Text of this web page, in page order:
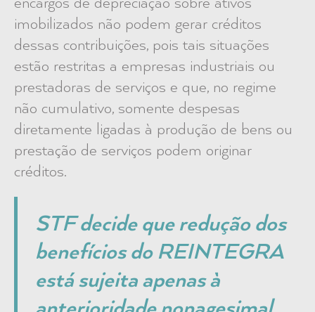
imobilizados não podem gerar créditos
dessas contribuições, pois tais situações
estão restritas a empresas industriais ou
prestadoras de serviços e que, no regime
não cumulativo, somente despesas
diretamente ligadas à produção de bens ou
prestação de serviços podem originar
créditos.
STF decide que redução dos
benefícios do REINTEGRA
está sujeita apenas à